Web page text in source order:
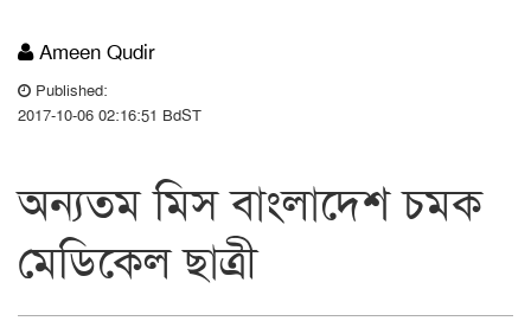
Ameen Qudir
Published:
2017-10-06 02:16:51 BdST
অন্যতম মিস বাংলাদেশ চমক
মেডিকেল ছাত্রী